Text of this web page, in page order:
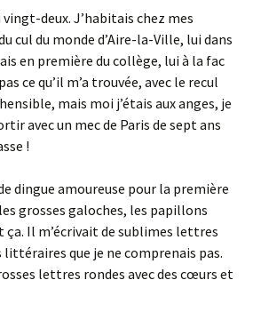
vingt-deux. J’habitais chez mes
cul du monde d’Aire-la-Ville, lui dans
en première du collège, lui à la fac
ce qu’il m’a trouvée, avec le recul
mais moi j’étais aux anges, je
avec un mec de Paris de sept ans
!
dingue amoureuse pour la première
grosses galoches, les papillons
Il m’écrivait de sublimes lettres
littéraires que je ne comprenais pas.
lettres rondes avec des cœurs et